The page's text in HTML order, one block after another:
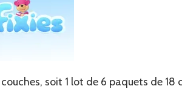
soit 1 lot de 6 paquets de 18